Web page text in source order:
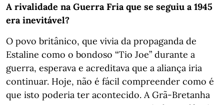
A rivalidade na Guerra Fria que se seguiu a 1945
era inevitável?
O povo britânico, que vivia da propaganda de
Estaline como o bondoso “Tio Joe” durante a
guerra, esperava e acreditava que a aliança iria
continuar. Hoje, não é fácil compreender como é
que isto poderia ter acontecido. A Grã-Bretanha